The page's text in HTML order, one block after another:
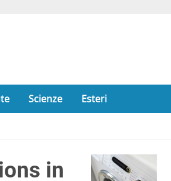
Scienze Esteri
in